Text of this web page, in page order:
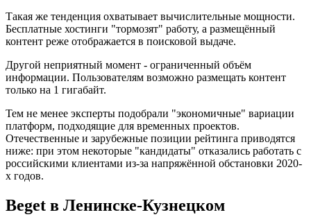
Такая же тенденция охватывает вычислительные мощности.
Бесплатные хостинги "тормозят" работу, а размещённый
контент реже отображается в поисковой выдаче.
Другой неприятный момент - ограниченный объём
информации. Пользователям возможно размещать контент
только на 1 гигабайт.
Тем не менее эксперты подобрали "экономичные" вариации
платформ, подходящие для временных проектов.
Отечественные и зарубежные позиции рейтинга приводятся
ниже: при этом некоторые "кандидаты" отказались работать с
российскими клиентами из-за напряжённой обстановки 2020-
х годов.
Beget в Ленинске-Кузнецком